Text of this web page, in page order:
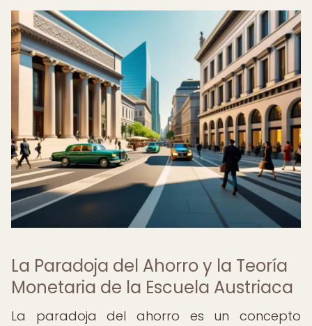
La Paradoja del Ahorro y la Teoría
Monetaria de la Escuela Austriaca
La paradoja del ahorro es un concepto